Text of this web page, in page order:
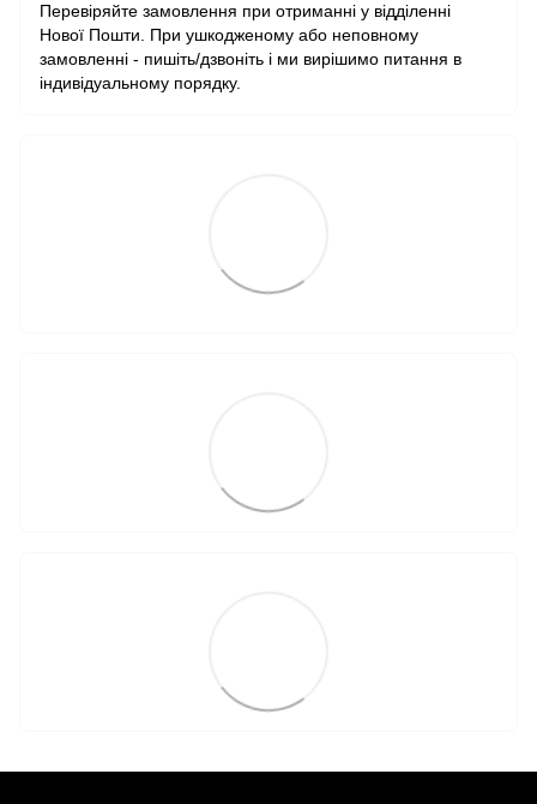
Перевіряйте замовлення при отриманні у відділенні
Нової Пошти. При ушкодженому або неповному
замовленні - пишіть/дзвоніть і ми вирішимо питання в
індивідуальному порядку.